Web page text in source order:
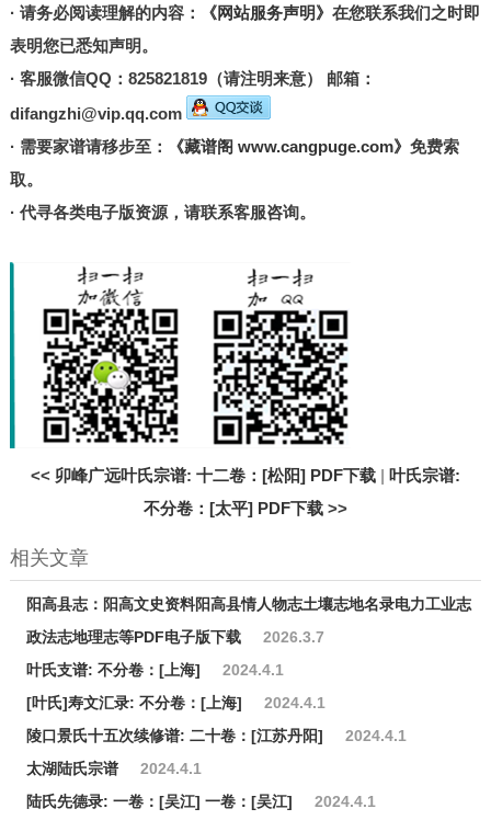
· 请务必阅读理解的内容： 《网站服务声明》 在您联系我们之时即
表明您已悉知声明。
· 客服微信QQ：825821819（请注明来意） 邮箱：
difangzhi@vip.qq.com
· 需要家谱请移步至：
《藏谱阁 www.cangpuge.com》 免费索
取。
· 代寻各类电子版资源，请联系客服咨询。
<< 卯峰广远叶氏宗谱: 十二卷：[松阳] PDF下载 | 叶氏宗谱:
不分卷：[太平] PDF下载>>
相关文章
阳高县志：阳高文史资料阳高县情人物志土壤志地名录电力工业志
政法志地理志等PDF电子版下载
2026.3.7
叶氏支谱: 不分卷：[上海]
2024.4.1
[叶氏]寿文汇录: 不分卷：[上海]
2024.4.1
陵口景氏十五次续修谱: 二十卷：[江苏丹阳]
2024.4.1
太湖陆氏宗谱
2024.4.1
陆氏先德录: 一卷：[吴江] 一卷：[吴江]
2024.4.1